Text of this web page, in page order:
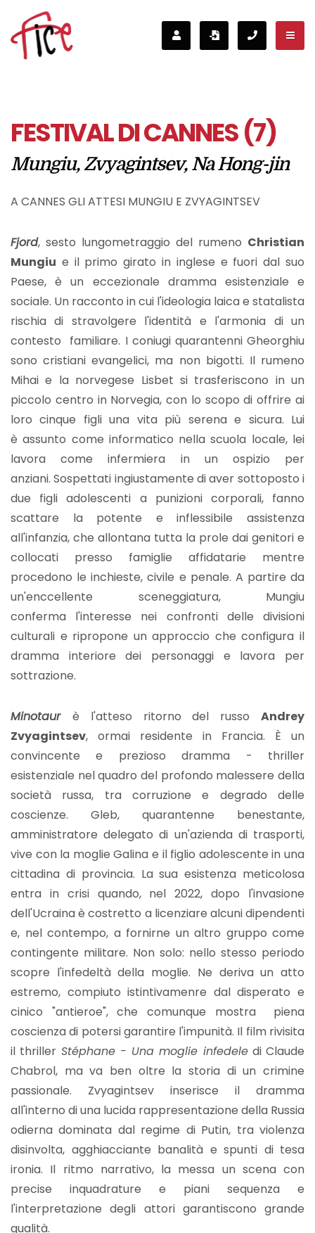
FESTIVAL DI CANNES (7)
Mungiu, Zvyagintsev, Na Hong-jin
A CANNES GLI ATTESI MUNGIU E ZVYAGINTSEV
Fjord, sesto lungometraggio del rumeno Christian
Mungiu e il primo girato in inglese e fuori dal suo
Paese, è un eccezionale dramma esistenziale e
sociale. Un racconto in cui l'ideologia laica e statalista
rischia di stravolgere l'identità e l'armonia di un
contesto familiare. I coniugi quarantenni Gheorghiu
sono cristiani evangelici, ma non bigotti. Il rumeno
Mihai e la norvegese Lisbet si trasferiscono in un
piccolo centro in Norvegia, con lo scopo di offrire ai
loro cinque figli una vita più serena e sicura. Lui
è assunto come informatico nella scuola locale, lei
lavora come infermiera in un ospizio per
anziani. Sospettati ingiustamente di aver sottoposto i
due figli adolescenti a punizioni corporali, fanno
scattare la potente e inflessibile assistenza
all'infanzia, che allontana tutta la prole dai genitori e
collocati presso famiglie affidatarie mentre
procedono le inchieste, civile e penale. A partire da
un'enccellente sceneggiatura, Mungiu
conferma l'interesse nei confronti delle divisioni
culturali e ripropone un approccio che configura il
dramma interiore dei personaggi e lavora per
sottrazione.
Minotaur è l'atteso ritorno del russoAndrey
Zvyagintsev, ormai residente in Francia. È un
convincente e prezioso dramma - thriller
esistenziale nel quadro del profondo malessere della
società russa, tra corruzione e degrado delle
coscienze. Gleb, quarantenne benestante,
amministratore delegato di un'azienda di trasporti,
vive con la moglie Galina e il figlio adolescente in una
cittadina di provincia. La sua esistenza meticolosa
entra in crisi quando, nel 2022, dopo l'invasione
dell'Ucraina è costretto a licenziare alcuni dipendenti
e, nel contempo, a fornirne un altro gruppo come
contingente militare. Non solo: nello stesso periodo
scopre l'infedeltà della moglie. Ne deriva un atto
estremo, compiuto istintivamenre dal disperato e
cinico "antieroe", che comunque mostra piena
coscienza di potersi garantire l'impunità. Il film rivisita
il thriller Stéphane - Una moglie infedeledi Claude
Chabrol, ma va ben oltre la storia di un crimine
passionale. Zvyagintsev inserisce il dramma
all'interno di una lucida rappresentazione della Russia
odierna dominata dal regime di Putin, tra violenza
disinvolta, agghiacciante banalità e spunti di tesa
ironia. Il ritmo narrativo, la messa un scena con
precise inquadrature e piani sequenza e
l'interpretazione degli attori garantiscono grande
qualità.